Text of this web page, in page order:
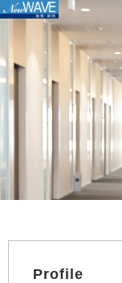
Profile